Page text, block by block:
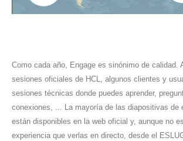
Como cada año, Engage es sinónimo de calidad.
sesiones oficiales de HCL, algunos clientes y
sesiones técnicas donde puedes aprender,
conexiones, ... La mayoría de las diapositivas de
están disponibles en la web oficial y, aunque no
experiencia que verlas en directo, desde el